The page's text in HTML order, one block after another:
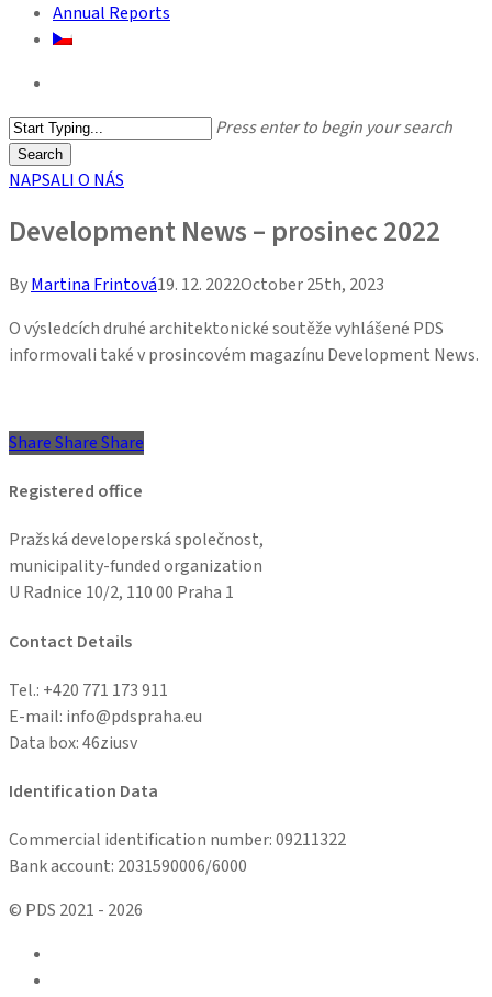
Annual Reports
Press enter to begin your search
Search
Close
NAPSALI O NÁS
Development News – prosinec 2022
ByMartina Frintová19. 12. 2022October 25th, 2023
O výsledcích druhé architektonické soutěže vyhlášené PDS
informovali také v prosincovém magazínu Development News.
Share
ShareShareShare
Registered office
Pražská developerská společnost,
municipality-funded organization
U Radnice 10/2, 110 00 Praha 1
Contact Details
Tel.: +420 771 173 911
E-mail: info@pdspraha.eu
Data box:46ziusv
Identification Data
Commercial identification number: 09211322
Bank account: 2031590006/6000
© PDS 2021 - 2026